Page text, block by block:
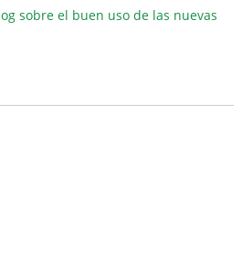
sobre el buen uso de las nuevas